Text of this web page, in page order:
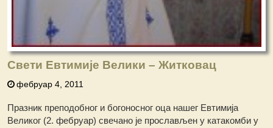
Свети Евтимије Велики – Житковац
фебруар 4, 2011
Празник преподобног и богоносног оца нашег Евтимија
Великог (2. фебруар) свечано је прослављен у катакомби у